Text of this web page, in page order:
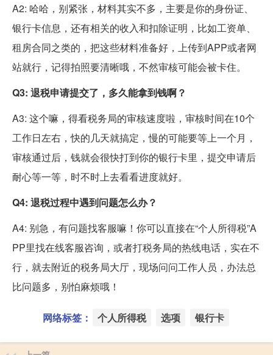
A2: 哈哈，别紧张，材料其实不多，主要是你的身份证、
银行卡信息，还有相关的收入和扣除证明，比如工资单、
租房合同之类的，把这些材料准备好，上传到APP或者网
站就行，记得拍照要清晰哦，不然审核可能会被卡住。
Q3: 退税申请提交了，多久能拿到钱啊？
A3: 这个嘛，得看税务局的审核速度啦，审核时间在10个
工作日左右，快的几天就搞定，慢的可能要等上一个月，
审核通过后，钱就会很快打到你的银行卡里，提交申请后
耐心等一等，时不时上去看看进度就好。
Q4: 退税过程中遇到问题怎么办？
A4: 别急，有问题找客服嘛！你可以直接在“个人所得税”A
PP里找在线客服咨询，或者打税务局的热线电话，实在不
行，就去附近的税务局大厅，现场问问工作人员，办法总
比问题多，别怕麻烦哦！
网络标签： 个人所得税 选项 银行卡